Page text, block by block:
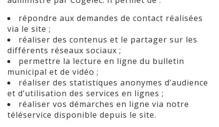
répondre aux demandes de contact réalisées
via le site ;
réaliser des contenus et le partager sur les
différents réseaux sociaux ;
permettre la lecture en ligne du bulletin
municipal et de vidéo ;
réaliser des statistiques anonymes d’audience
et d’utilisation des services en lignes ;
réaliser vos démarches en ligne via notre
téléservice disponible depuis le site.